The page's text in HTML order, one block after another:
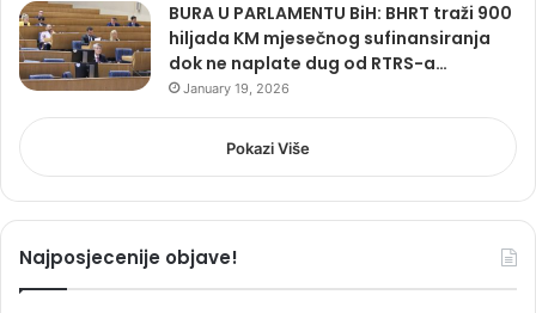
BURA U PARLAMENTU BiH: BHRT traži 900
hiljada KM mjesečnog sufinansiranja
dok ne naplate dug od RTRS-a…
January 19, 2026
Pokazi Više
Najposjecenije objave!